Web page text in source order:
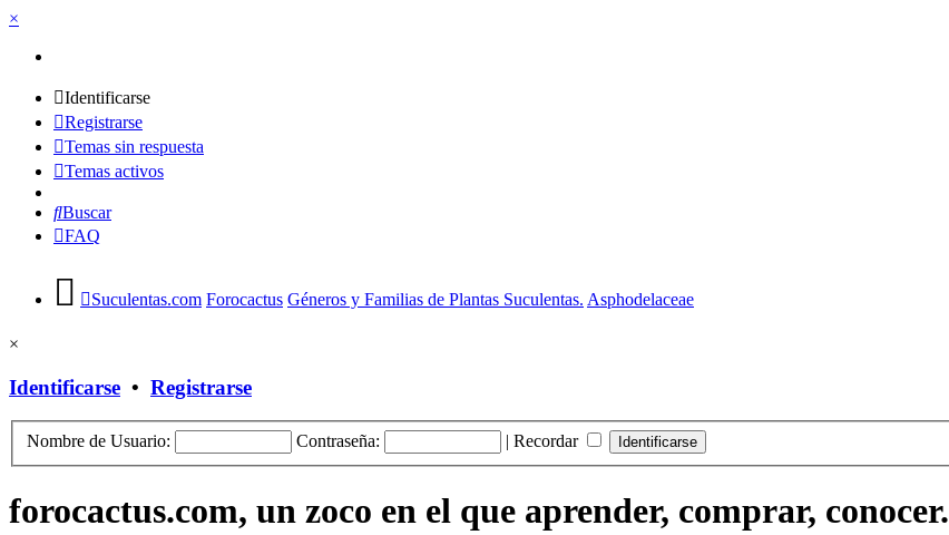
×
Identificarse
Registrarse
Temas sin respuesta
Temas activos
Buscar
FAQ
Suculentas.com Forocactus Géneros y Familias de Plantas Suculentas. Asphodelaceae
×
Identificarse • Registrarse
Nombre de Usuario: Contraseña: | Recordar
forocactus.com, un zoco en el que aprender, comprar, conocer.